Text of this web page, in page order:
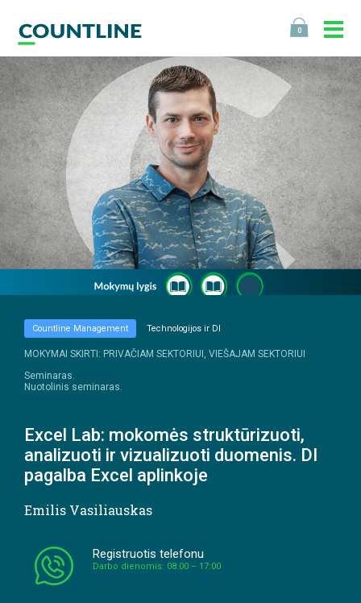
0
Countline Management Technologijos ir DI
MOKYMAI SKIRTI: PRIVAČIAM SEKTORIUI, VIEŠAJAM SEKTORIUI
Seminaras.
Nuotolinis seminaras.
Excel Lab: mokomės struktūrizuoti,
analizuoti ir vizualizuoti duomenis. DI
pagalba Excel aplinkoje
Emilis Vasiliauskas
Registruotis telefonu
Darbo dienomis: 08:00 – 17:00